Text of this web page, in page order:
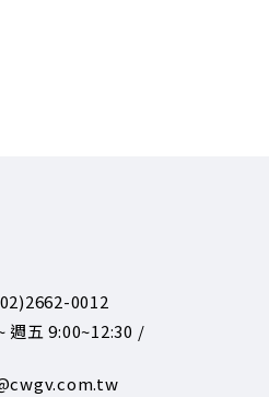
0012
週五 9:00~12:30 /